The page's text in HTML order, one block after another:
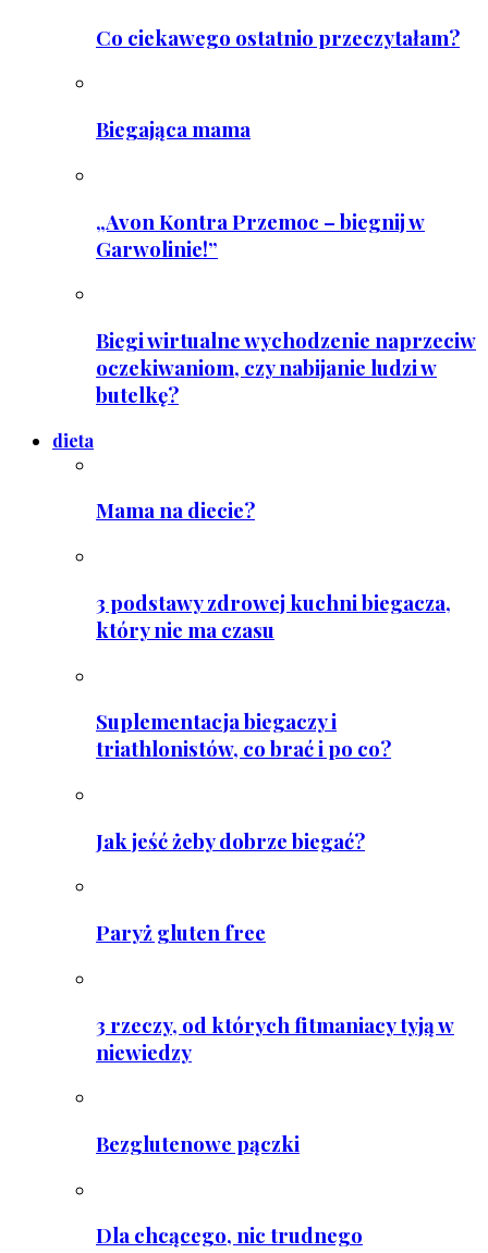
Co ciekawego ostatnio przeczytałam?
Biegająca mama
„Avon Kontra Przemoc – biegnij w
Garwolinie!”
Biegi wirtualne wychodzenie naprzeciw
oczekiwaniom, czy nabijanie ludzi w
butelkę?
dieta
Mama na diecie?
3 podstawy zdrowej kuchni biegacza,
który nie ma czasu
Suplementacja biegaczy i
triathlonistów, co brać i po co?
Jak jeść żeby dobrze biegać?
Paryż gluten free
3 rzeczy, od których fitmaniacy tyją w
niewiedzy
Bezglutenowe pączki
Dla chcącego, nic trudnego